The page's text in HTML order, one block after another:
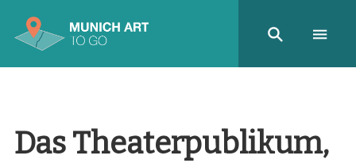
Das Theaterpublikum,